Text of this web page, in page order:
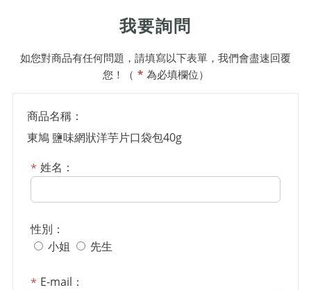
我要詢問
如您對商品有任何問題，請填寫以下表單，我們會盡速回覆
您！（ * 為必填欄位）
商品名稱：
東鳩 鹽味網狀洋芋片口袋包40g
姓名：
性別：
小姐
先生
E-mail：